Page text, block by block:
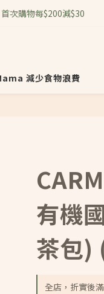
次購物每$200減$30
減少食物浪費
有機
茶包)
全店，折實後